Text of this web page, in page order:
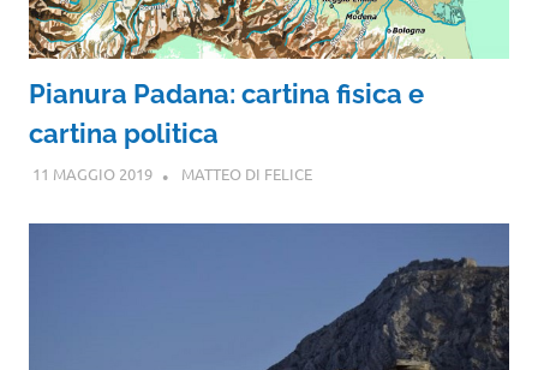
Pianura Padana: cartina fisica e
cartina politica
11 MAGGIO 2019 MATTEO DI FELICE